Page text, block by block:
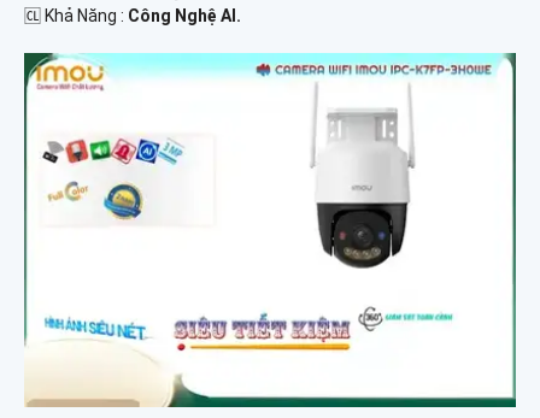
️🆑 Khả Năng : Công Nghệ AI.